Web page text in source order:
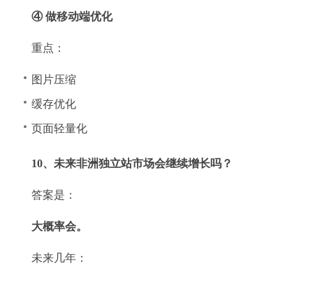
④ 做移动端优化
重点：
图片压缩
缓存优化
页面轻量化
10、未来非洲独立站市场会继续增长吗？
答案是：
大概率会。
未来几年：